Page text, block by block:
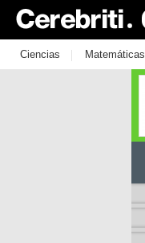
Ciencias | Matemáticas